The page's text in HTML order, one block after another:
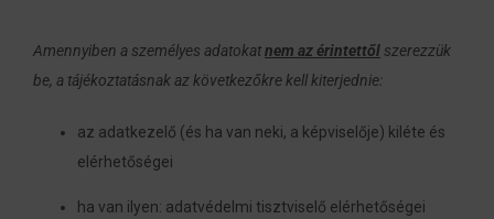
Amennyiben a személyes adatokatnem az érintettőlszerezzük
be, a tájékoztatásnak az következőkre kell kiterjednie:
az adatkezelő (és ha van neki, a képviselője) kiléte és
elérhetőségei
ha van ilyen: adatvédelmi tisztviselő elérhetőségei